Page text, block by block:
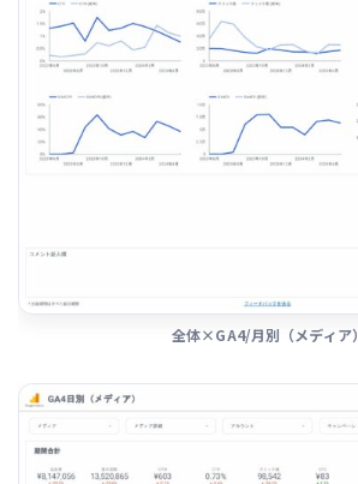
全体×GA4/月別（メディア）